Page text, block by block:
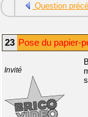
Question
23 Pose du papier-
Invité